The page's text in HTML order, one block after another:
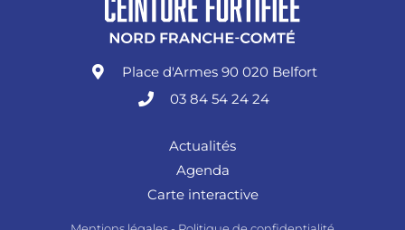
Place d'Armes 90 020 Belfort
03 84 54 24 24
Actualités
Agenda
Carte interactive